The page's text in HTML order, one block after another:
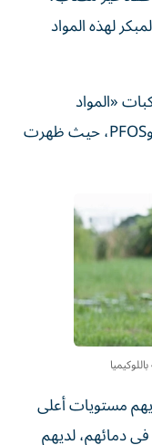
لهذه المواد
نوعاً من مركبات «المواد
الكيميائية الأبدية»، أبرزها حمضا PFOA وPFOS، حيث ظهرت
مستويات أعلى
في دمائهم، لديهم